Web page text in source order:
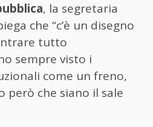
, la segretaria
che “c’è un disegno
tutto
sempre visto i
come un freno,
però che siano il sale